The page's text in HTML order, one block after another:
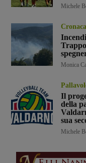
Michele
Cronaca
Monica
Il
della
sua
Michele